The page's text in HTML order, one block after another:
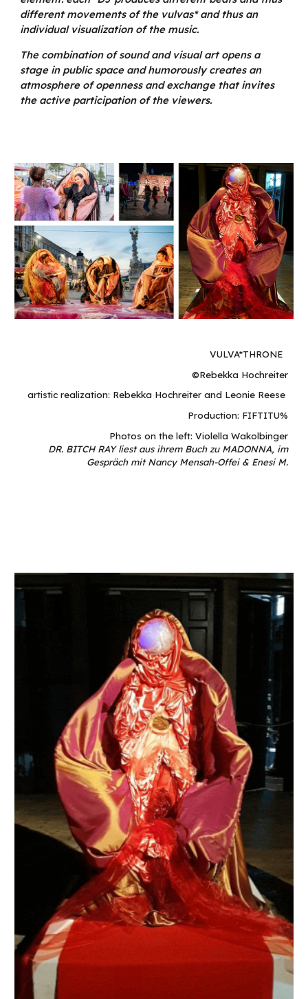
different movements of the vulvas* and thus an
individual visualization of the music.
The combination of sound and visual art opens a
stage in public space and humorously creates an
atmosphere of openness and exchange that invites
the active participation of the viewers.
VULVA*THRONE
©Rebekka Hochreiter
artistic realization: Rebekka Hochreiter and Leonie Reese
Production: FIFTITU%
Photos on the left: Violella Wakolbinger
DR. BITCH RAY liest aus ihrem Buch zu MADONNA, im
Gespräch mit Nancy Mensah-Offei & Enesi M.